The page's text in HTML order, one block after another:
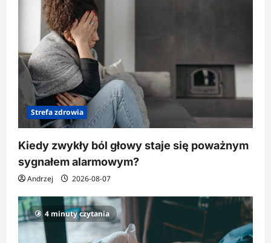
s
u
Strefa zdrowia
Kiedy zwykły ból głowy staje się poważnym
sygnałem alarmowym?
Andrzej 2026-08-07
4 minuty czytania